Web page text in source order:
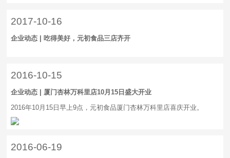
2017-10-16
企业动态 | 吃得美好，元初食品三店齐开
2016-10-15
企业动态 | 厦门杏林万科里店10月15日盛大开业
2016年10月15日早上9点，元初食品厦门杏林万科里店喜庆开业。
2016-06-19